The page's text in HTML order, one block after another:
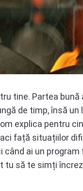
tine. Partea bună
de timp, însă un
explica pentru
față situațiilor
ai un program
tu să te simți